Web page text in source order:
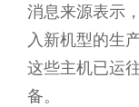
消息来源表示
入新机型的生
这些主机已运
备。